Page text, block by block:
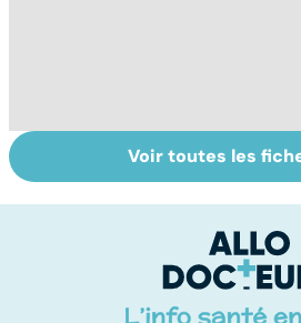
Votre enfant se
gratte : et si
Voir toutes les